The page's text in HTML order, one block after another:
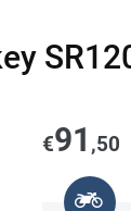
€91 ,50